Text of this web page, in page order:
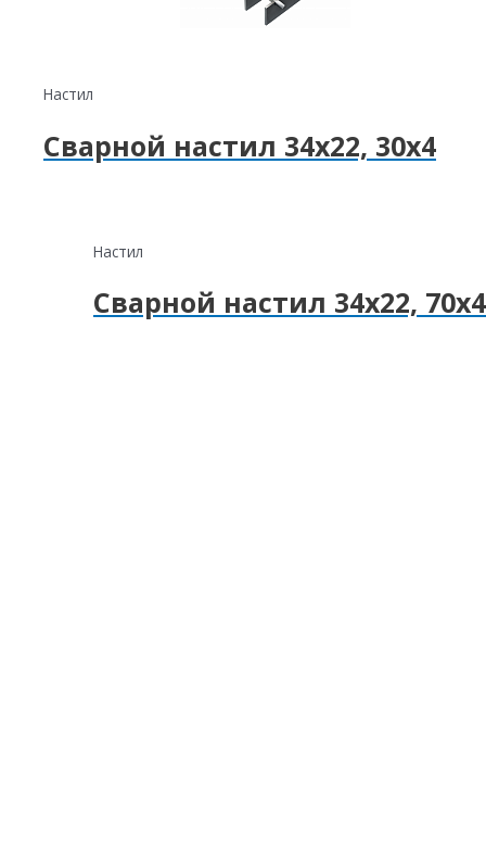
Настил
Сварной настил 34х22, 30х4
Настил
Сварной настил 34х22, 70х4